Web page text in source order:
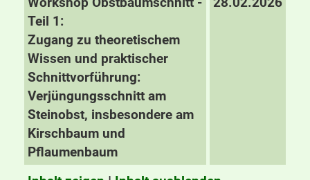
Teil 1:
Zugang zu theoretischem
Wissen und praktischer
Schnittvorführung:
Verjüngungsschnitt am
Steinobst, insbesondere am
Kirschbaum und
Pflaumenbaum